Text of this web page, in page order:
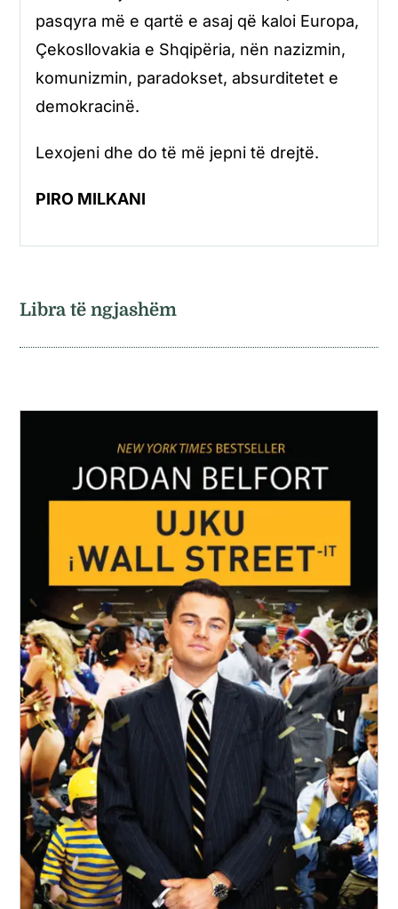
pasqyra më e qartë e asaj që kaloi Europa,
Çekosllovakia e Shqipëria, nën nazizmin,
komunizmin, paradokset, absurditetet e
demokracinë.
Lexojeni dhe do të më jepni të drejtë.
PIRO MILKANI
Libra të ngjashëm